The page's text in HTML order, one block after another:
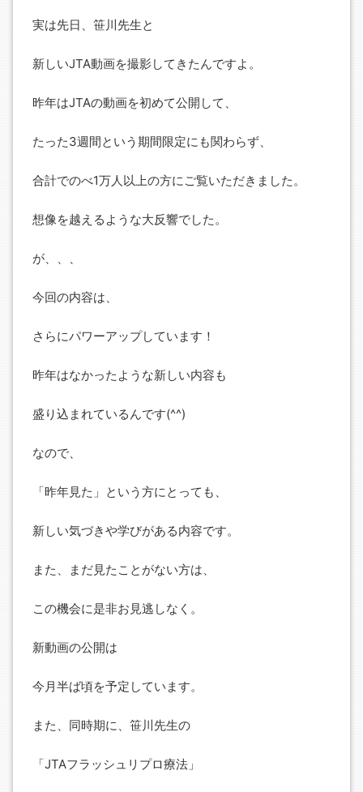
実は先日、笹川先生と
新しいJTA動画を撮影してきたんですよ。
昨年はJTAの動画を初めて公開して、
たった3週間という期間限定にも関わらず、
合計でのべ1万人以上の方にご覧いただきました。
想像を越えるような大反響でした。
が、、、
今回の内容は、
さらにパワーアップしています！
昨年はなかったような新しい内容も
盛り込まれているんです(^^)
なので、
「昨年見た」という方にとっても、
新しい気づきや学びがある内容です。
また、まだ見たことがない方は、
この機会に是非お見逃しなく。
新動画の公開は
今月半ば頃を予定しています。
また、同時期に、笹川先生の
「JTAフラッシュリプロ療法」